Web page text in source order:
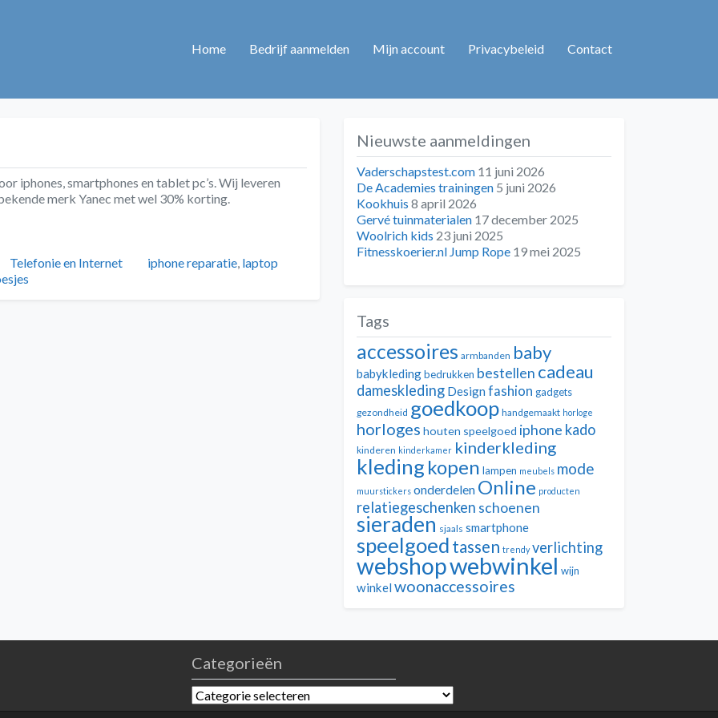
Home Bedrijf aanmelden Mijn account Privacybeleid Contact
iphones, smartphones en tablet pc’s. Wij leveren
merk Yanec met wel 30% korting.
Categorieën
Telefonie en Internet Tags
iphone reparatie laptop
Nieuwste aanmeldingen
Vaderschapstest.com 11 juni 2026
De Academies trainingen 5 juni 2026
Kookhuis 8 april 2026
Gervé tuinmaterialen 17 december 2025
Woolrich kids 23 juni 2025
Fitnesskoerier.nl Jump Rope 19 mei 2025
Tags
accessoires armbanden baby
babykledingbedrukken bestellen cadeau
dameskleding Design fashion gadgets
gezondheid goedkoop handgemaakt horloge
horloges houten speelgoed iphone kado
kinderen kinderkamer kinderkleding
kleding kopen lampen meubels mode
muurstickers onderdelen Online producten
relatiegeschenken schoenen
sieraden sjaals smartphone
speelgoed tassen trendy verlichting
webshopwebwinkel wijn
winkelwoonaccessoires
Categorieën
Categorieën